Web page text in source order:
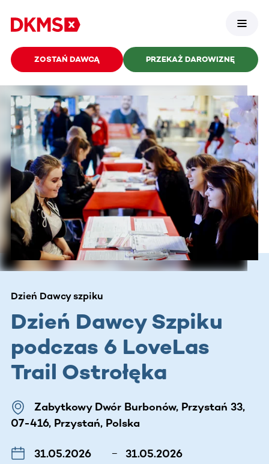
ZOSTAŃ DAWCĄ PRZEKAŻ DAROWIZNĘ
Dzień Dawcy szpiku
Dzień Dawcy Szpiku
podczas 6 LoveLas
Trail Ostrołęka
Zabytkowy Dwór Burbonów, Przystań 33,
07-416, Przystań, Polska
31.05.2026 – 31.05.2026